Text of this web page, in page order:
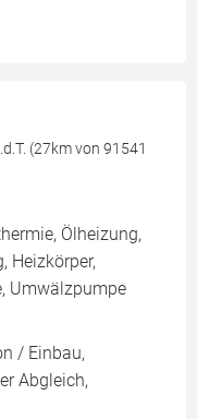
(27km von 91541
Ölheizung,
Heizkörper,
Umwälzpumpe
/ Einbau,
Abgleich,